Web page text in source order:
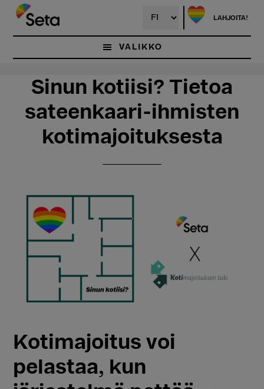
Hyppää
pääsisältöön
LAHJOITA!
VALIKKO
Sinun kotiisi? Tietoa
sateenkaari-ihmisten
kotimajoituksesta
Kotimajoitus voi
pelastaa, kun